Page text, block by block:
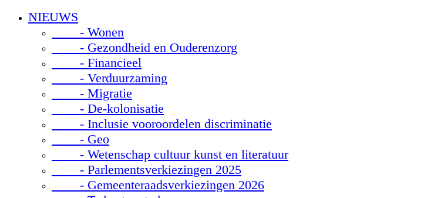
NIEUWS
- Wonen
- Gezondheid en Ouderenzorg
- Financieel
- Verduurzaming
- Migratie
- De-kolonisatie
- Inclusie vooroordelen discriminatie
- Geo
- Wetenschap cultuur kunst en literatuur
- Parlementsverkiezingen 2025
- Gemeenteraadsverkiezingen 2026